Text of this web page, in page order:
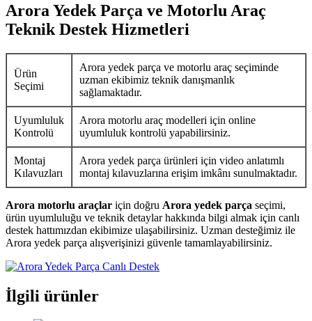
Arora Yedek Parça ve Motorlu Araç
Teknik Destek Hizmetleri
Ürün
Seçimi
Arora yedek parça ve motorlu araç seçiminde
uzman ekibimiz teknik danışmanlık
sağlamaktadır.
Uyumluluk
Kontrolü
Arora motorlu araç modelleri için online
uyumluluk kontrolü yapabilirsiniz.
Montaj
Kılavuzları
Arora yedek parça ürünleri için video anlatımlı
montaj kılavuzlarına erişim imkânı sunulmaktadır.
Arora motorlu araçlar için doğru Arora yedek parça seçimi,
ürün uyumluluğu ve teknik detaylar hakkında bilgi almak için canlı
destek hattımızdan ekibimize ulaşabilirsiniz. Uzman desteğimiz ile
Arora yedek parça alışverişinizi güvenle tamamlayabilirsiniz.
İlgili ürünler